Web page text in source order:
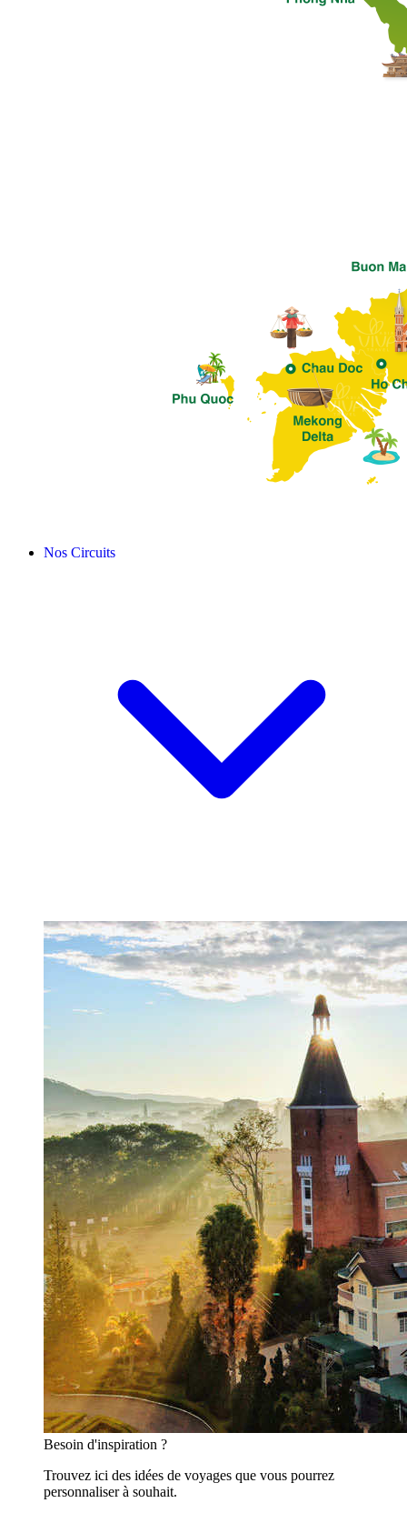
Nos Circuits
Besoin d'inspiration ?
Trouvez ici des idées de voyages que vous pourrez
personnaliser à souhait.